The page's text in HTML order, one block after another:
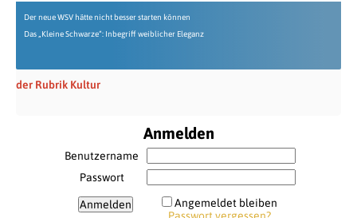
Der neue WSV hätte nicht besser starten können
Das „Kleine Schwarze“: Inbegriff weiblicher Eleganz
der Rubrik Kultur
Anmelden
Benutzername
Passwort
Angemeldet bleiben
Passwort vergessen?